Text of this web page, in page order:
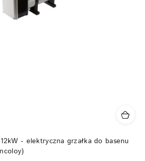
- elektryczna grzałka do basenu